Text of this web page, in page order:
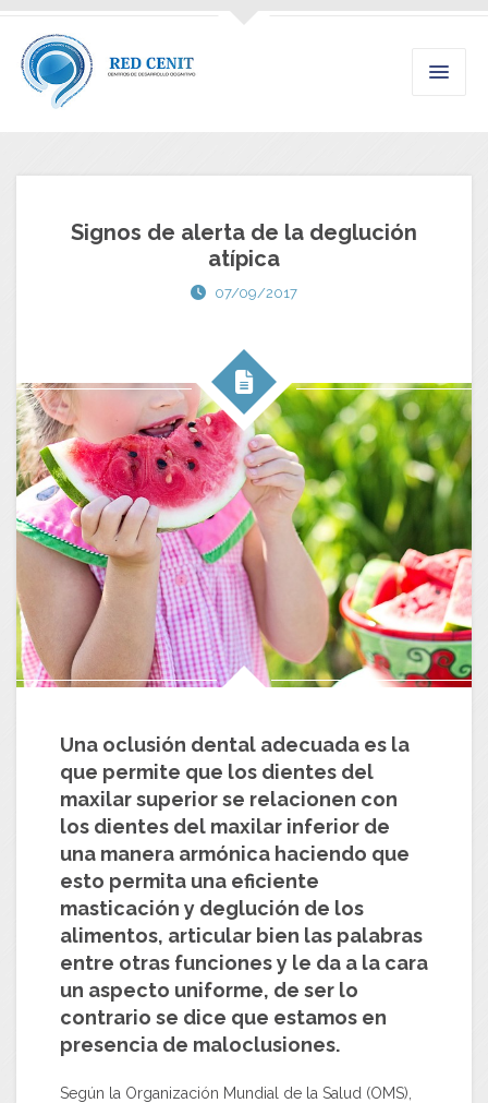
Signos de alerta de la deglución
atípica
07/09/2017
Una oclusión dental adecuada es la
que permite que los dientes del
maxilar superior se relacionen con
los dientes del maxilar inferior de
una manera armónica haciendo que
esto permita una eficiente
masticación y deglución de los
alimentos, articular bien las palabras
entre otras funciones y le da a la cara
un aspecto uniforme, de ser lo
contrario se dice que estamos en
presencia de maloclusiones.
Según la Organización Mundial de la Salud (OMS),